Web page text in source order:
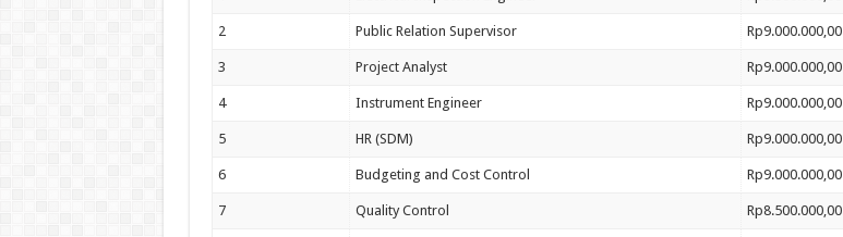
2 Public Relation Supervisor Rp9.000.000,00
3 Project Analyst Rp9.000.000,00
4 Instrument Engineer Rp9.000.000,00
5 HR (SDM) Rp9.000.000,00
6 Budgeting and Cost Control Rp9.000.000,00
7 Quality Control Rp8.500.000,00